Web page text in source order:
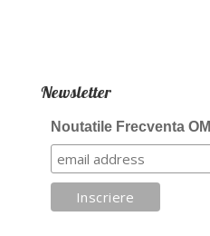
Newsletter
Noutatile Frecventa OM